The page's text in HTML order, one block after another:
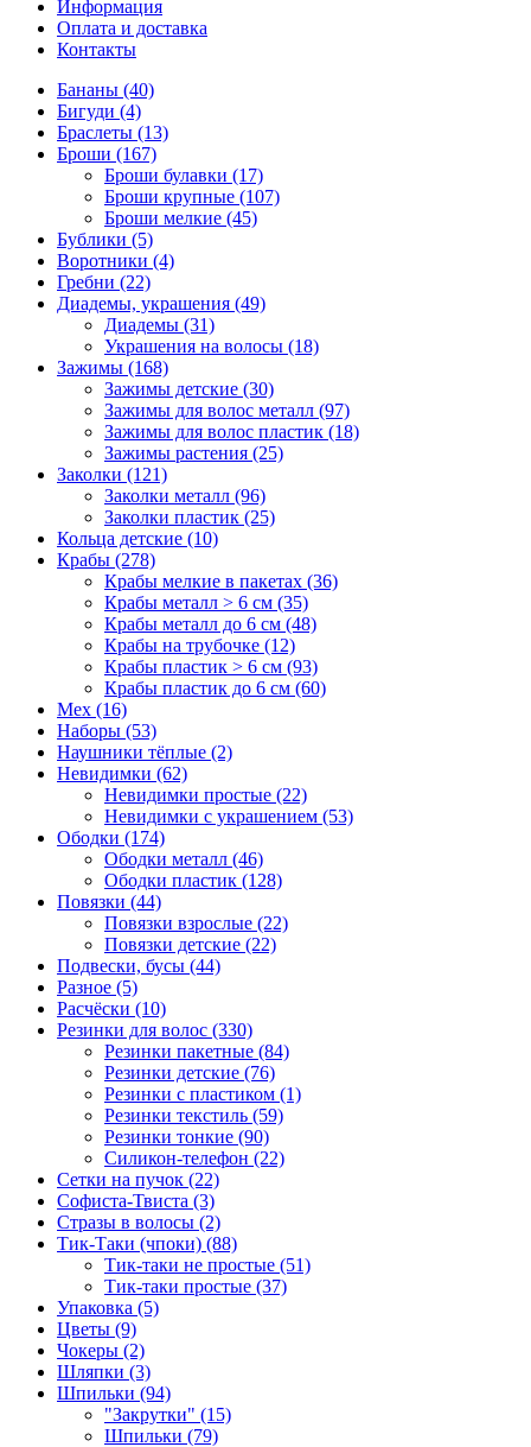
Информация
Оплата и доставка
Контакты
Бананы (40)
Бигуди (4)
Браслеты (13)
Броши (167)
Броши булавки (17)
Броши крупные (107)
Броши мелкие (45)
Бублики (5)
Воротники (4)
Гребни (22)
Диадемы, украшения (49)
Диадемы (31)
Украшения на волосы (18)
Зажимы (168)
Зажимы детские (30)
Зажимы для волос металл (97)
Зажимы для волос пластик (18)
Зажимы растения (25)
Заколки (121)
Заколки металл (96)
Заколки пластик (25)
Кольца детские (10)
Крабы (278)
Крабы мелкие в пакетах (36)
Крабы металл > 6 см (35)
Крабы металл до 6 см (48)
Крабы на трубочке (12)
Крабы пластик > 6 см (93)
Крабы пластик до 6 см (60)
Мех (16)
Наборы (53)
Наушники тёплые (2)
Невидимки (62)
Невидимки простые (22)
Невидимки с украшением (53)
Ободки (174)
Ободки металл (46)
Ободки пластик (128)
Повязки (44)
Повязки взрослые (22)
Повязки детские (22)
Подвески, бусы (44)
Разное (5)
Расчёски (10)
Резинки для волос (330)
Резинки пакетные (84)
Резинки детские (76)
Резинки с пластиком (1)
Резинки текстиль (59)
Резинки тонкие (90)
Силикон-телефон (22)
Сетки на пучок (22)
Софиста-Твиста (3)
Стразы в волосы (2)
Тик-Таки (чпоки) (88)
Тик-таки не простые (51)
Тик-таки простые (37)
Упаковка (5)
Цветы (9)
Чокеры (2)
Шляпки (3)
Шпильки (94)
"Закрутки" (15)
Шпильки (79)